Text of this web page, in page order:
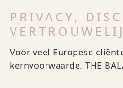
PRIVACY,
Voor veel Europese
kernvoorwaarde. THE